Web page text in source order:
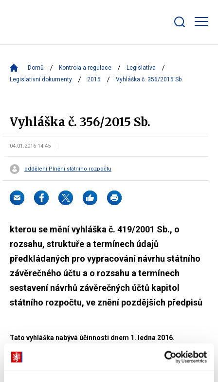
bar
Domů Kontrola a regulace
Legislativa
Legislativní dokumenty
2015 Vyhláška č. 356/2015 Sb.
Vyhláška č. 356/2015 Sb.
04.01.2016 14:45
oddělení Plnění státního rozpočtu
kterou se mění vyhláška č. 419/2001 Sb., o
rozsahu, struktuře a termínech údajů
předkládaných pro vypracování návrhu státního
závěrečného účtu a o rozsahu a termínech
sestavení návrhů závěrečných účtů kapitol
státního rozpočtu, ve znění pozdějších předpisů
Tato vyhláška nabývá účinnosti dnem 1. ledna 2016.
Vyhláška byla publikována ve Sbírce zákonů pod č. 356 dne 21.
prosince 2015.